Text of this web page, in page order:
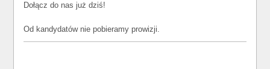
Dołącz do nas już dziś!
Od kandydatów nie pobieramy prowizji.